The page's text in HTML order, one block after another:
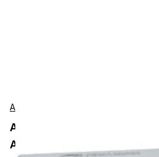
Allied Telesis
Allied Telesis AT-
Accessories